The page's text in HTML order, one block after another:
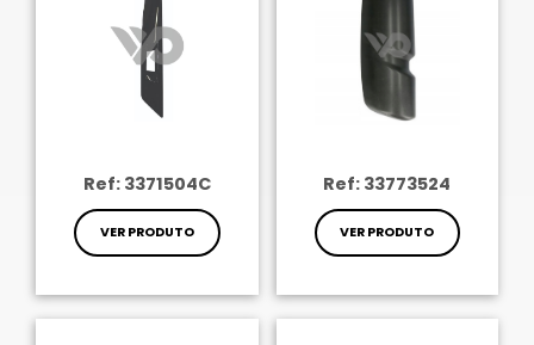
Ref: 3371504C
VER PRODUTO
Ref: 33773524
VER PRODUTO